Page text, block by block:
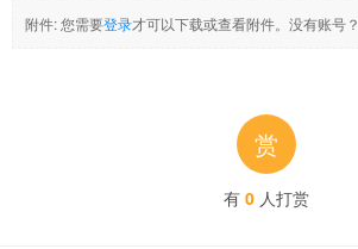
附件:您需要登录才可以下载或查看附件。没有账号？
赏
有 0 人打赏